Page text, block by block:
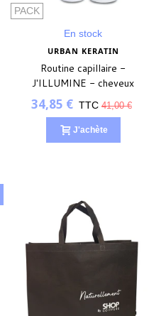
PACK
En stock
URBAN KERATIN
Routine capillaire -
J'ILLUMINE - cheveux
colorés
34,85 € TTC 41,00 €
J'achète